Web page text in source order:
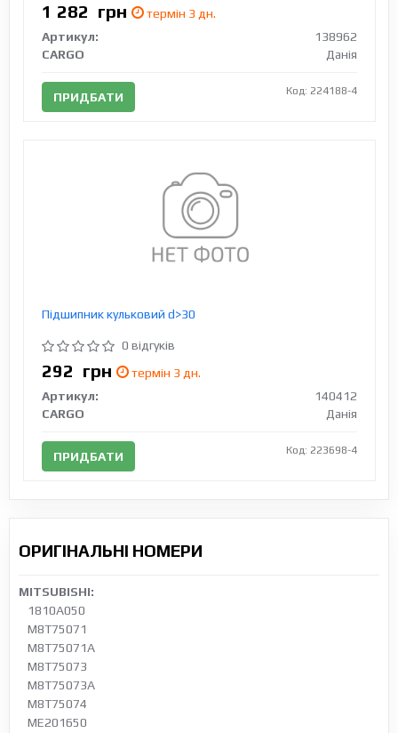
1 282 грн
термін 3 дн.
Артикул:
138962
CARGO
Данія
ПРИДБАТИ Код: 224188-4
Підшипник кульковий d>30
0 відгуків
292 грн
термін 3 дн.
Артикул:
140412
CARGO
Данія
ПРИДБАТИ Код: 223698-4
ОРИГІНАЛЬНІ НОМЕРИ
MITSUBISHI:
1810A050
M8T75071
M8T75071A
M8T75073
M8T75073A
M8T75074
ME201650